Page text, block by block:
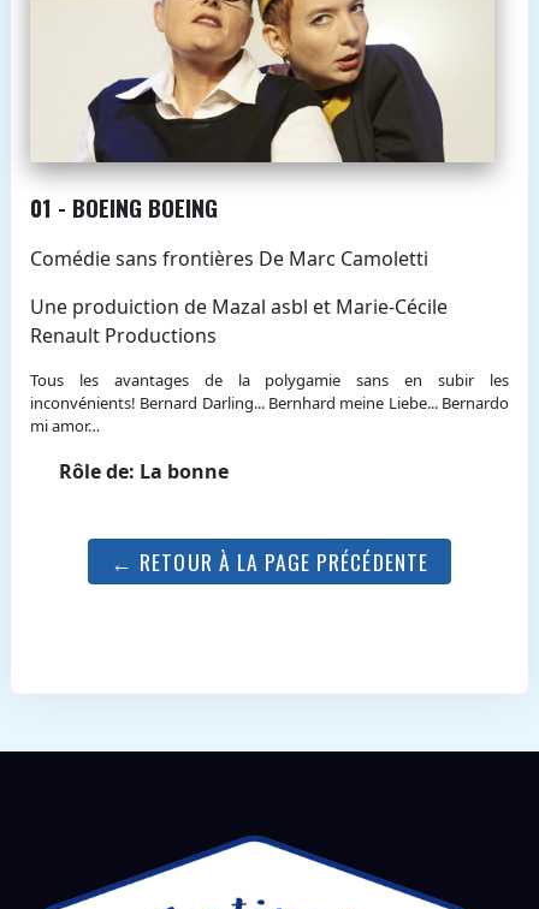
01 - BOEING BOEING
Comédie sans frontières De Marc Camoletti
Une produiction de Mazal asbl et Marie-Cécile
Renault Productions
Tous les avantages de la polygamie sans en subir les
inconvénients! Bernard Darling... Bernhard meine Liebe... Bernardo
mi amor…
Rôle de: La bonne
← RETOUR À LA PAGE PRÉCÉDENTE